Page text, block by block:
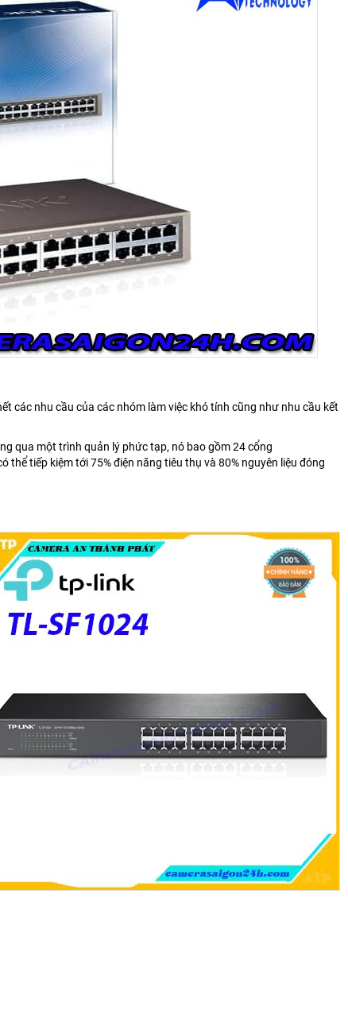
các nhu cầu của các nhóm làm việc khó tính cũng như nhu cầu kết
qua một trình quản lý phức tạp, nó bao gồm 24 cổng
tiếp kiệm tới 75% điện năng tiêu thụ và 80% nguyên liệu đóng